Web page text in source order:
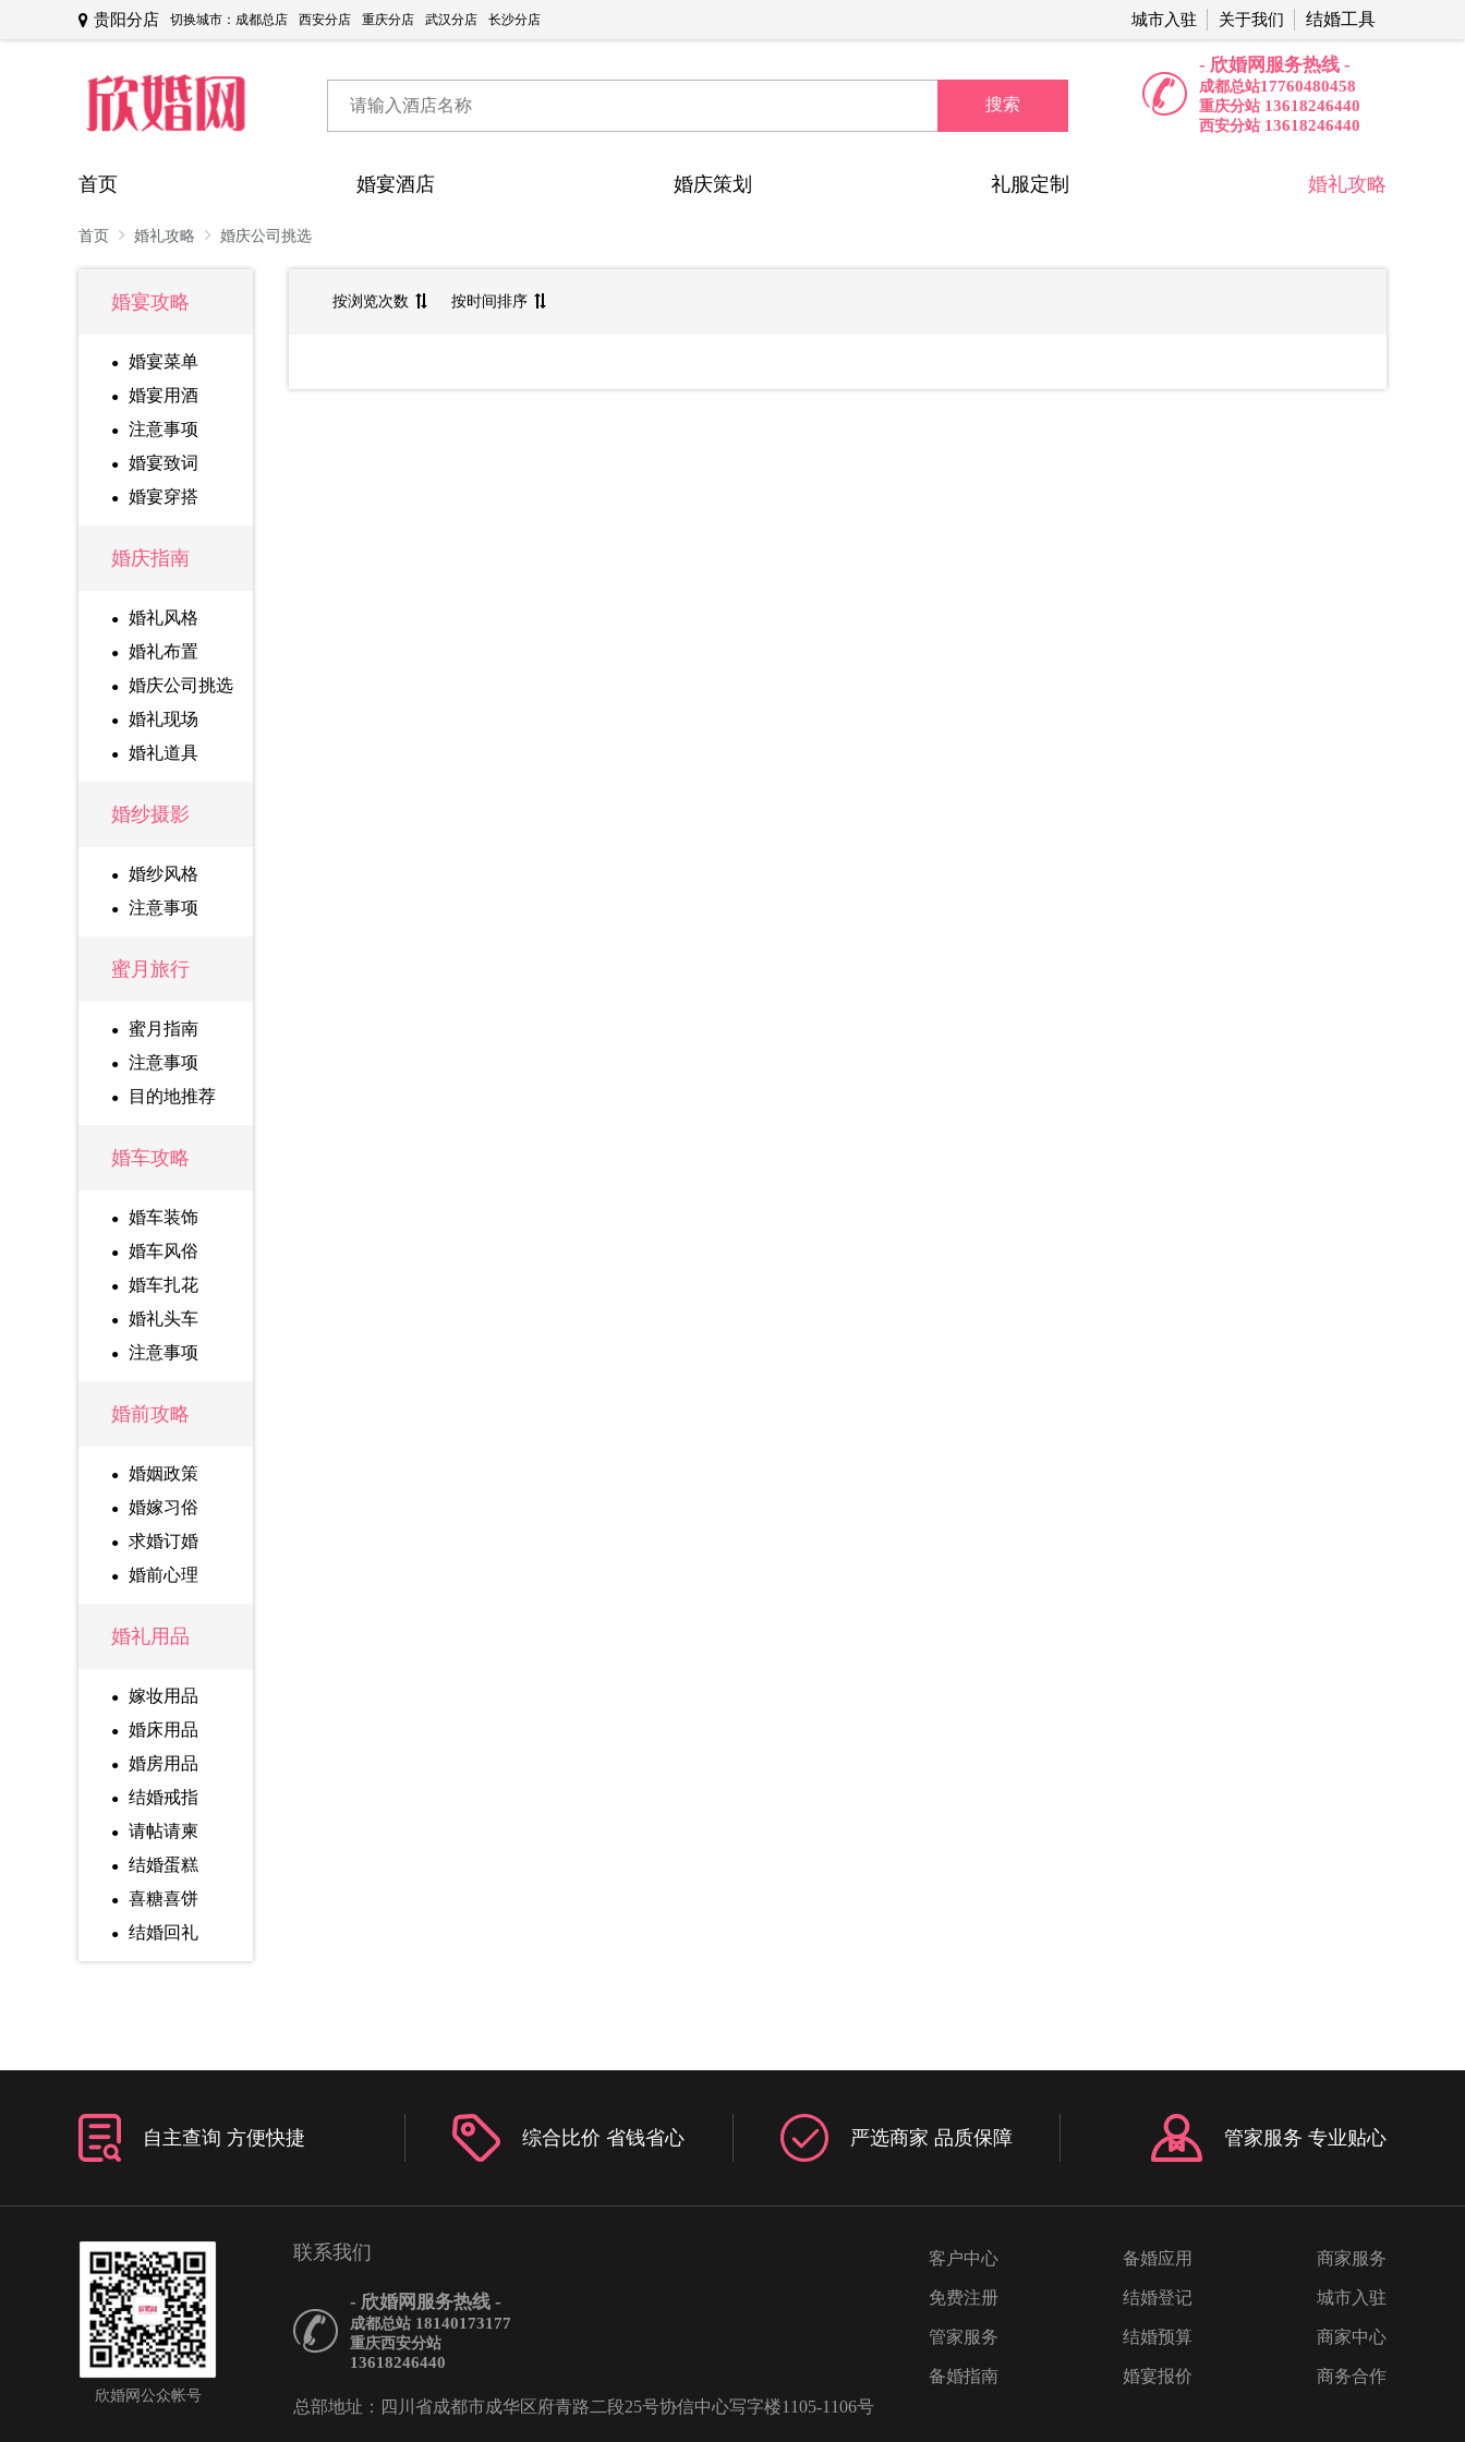
贵阳分店 切换城市： 成都总店 西安分店 重庆分店 武汉分店 长沙分店 城市入驻 关于我们 结婚工具
搜索
- 欣婚网服务热线 -
成都总站17760480458
重庆分站 13618246440
西安分站 13618246440
首页 婚宴酒店 婚庆策划 礼服定制 婚礼攻略
首页 婚礼攻略 婚庆公司挑选
婚宴攻略
婚宴菜单
婚宴用酒
注意事项
婚宴致词
婚宴穿搭
婚庆指南
婚礼风格
婚礼布置
婚庆公司挑选
婚礼现场
婚礼道具
婚纱摄影
婚纱风格
注意事项
蜜月旅行
蜜月指南
注意事项
目的地推荐
婚车攻略
婚车装饰
婚车风俗
婚车扎花
婚礼头车
注意事项
婚前攻略
婚姻政策
婚嫁习俗
求婚订婚
婚前心理
婚礼用品
嫁妆用品
婚床用品
婚房用品
结婚戒指
请帖请柬
结婚蛋糕
喜糖喜饼
结婚回礼
按浏览次数 按时间排序
自主查询 方便快捷 综合比价 省钱省心 严选商家 品质保障 管家服务 专业贴心
欣婚网公众帐号
联系我们
- 欣婚网服务热线 -
成都总站 18140173177
重庆西安分站
13618246440
总部地址：四川省成都市成华区府青路二段25号协信中心写字楼1105-1106号
客户中心
免费注册
管家服务
备婚指南
备婚应用
结婚登记
结婚预算
婚宴报价
商家服务
城市入驻
商家中心
商务合作